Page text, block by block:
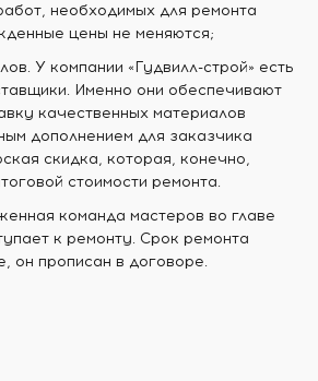
необходимых для ремонта
цены не меняются;
У компании «Гудвилл-строй» есть
Именно они обеспечивают
качественных материалов
дополнением для заказчика
скидка, которая, конечно,
стоимости ремонта.
команда мастеров во главе
к ремонту. Срок ремонта
он прописан в договоре.